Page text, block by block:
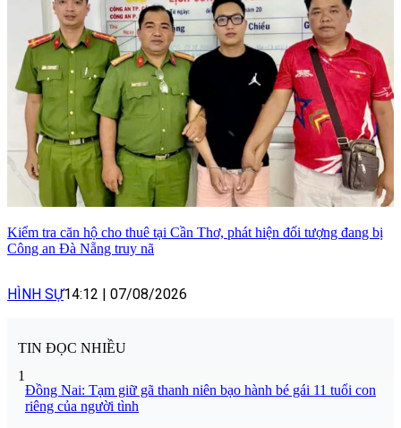
Kiểm tra căn hộ cho thuê tại Cần Thơ, phát hiện đối tượng đang bị
Công an Đà Nẵng truy nã
HÌNH SỰ14:12 | 07/08/2026
TIN ĐỌC NHIỀU
1
Đồng Nai: Tạm giữ gã thanh niên bạo hành bé gái 11 tuổi con
riêng của người tình